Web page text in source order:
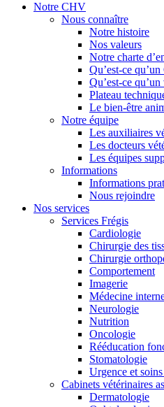
Notre CHV
Nous connaître
Notre histoire
Nos valeurs
Notre charte
Qu’est-ce
Qu’est-ce
Plateau
Le bien-être
Notre équipe
Les auxiliaires
Les docteurs
Les équipes
Informations
Informations
Nous rejoindre
Nos services
Services Frégis
Cardiologie
Chirurgie des
Chirurgie
Comportement
Imagerie
Médecine
Neurologie
Nutrition
Oncologie
Rééducation
Stomatologie
Urgence et
Cabinets vétérinaires
Dermatologie